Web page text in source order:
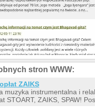
stron WWW:
ZAIKS
muzyka instrumentalna i
STOART, ZAIKS, SPAW!